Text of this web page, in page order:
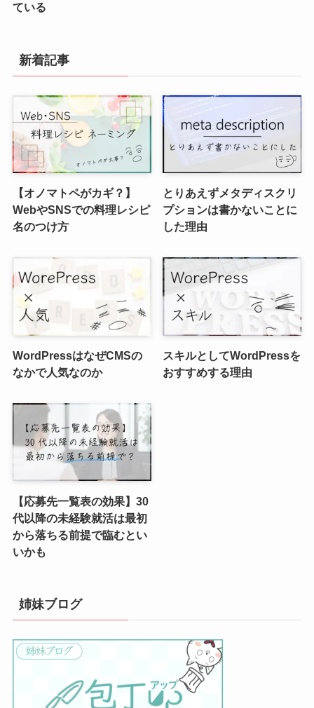
ている
新着記事
【オノマトペがカギ？】
WebやSNSでの料理レシピ
名のつけ方
とりあえずメタディスクリ
プションは書かないことに
した理由
WordPressはなぜCMSの
なかで人気なのか
スキルとしてWordPressを
おすすめする理由
【応募先一覧表の効果】30
代以降の未経験就活は最初
から落ちる前提で臨むとい
いかも
姉妹ブログ